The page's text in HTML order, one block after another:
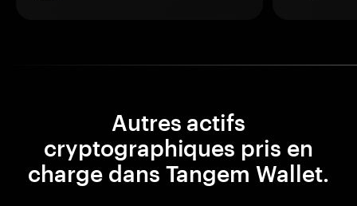
Autres actifs
cryptographiques pris en
charge dans Tangem Wallet.